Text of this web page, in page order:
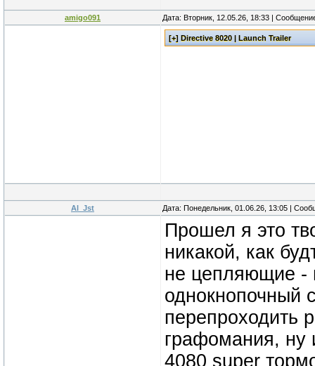
amigo091 Дата: Вторник, 12.05.26, 18:33 |
Al_Jst Дата: Понедельник, 01.06.26, 13:05 |
Прошел я это
никакой, как
не цепляющие -
однокнопочный
перепроходить
графомания, ну
4080 super